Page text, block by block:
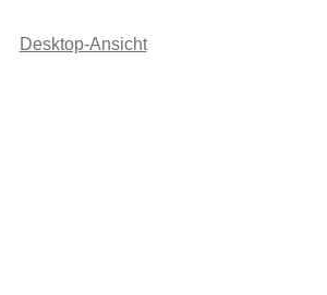
Desktop-Ansicht